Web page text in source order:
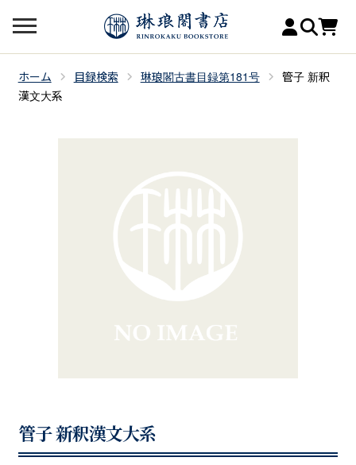
ホーム 目録検索 琳琅閣古書目録第181号
管子 新釈
漢文大系
管子 新釈漢文大系